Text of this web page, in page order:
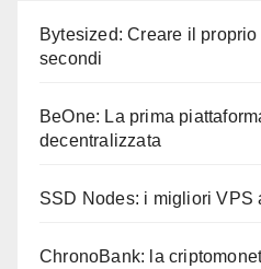
Bytesized: Creare il
secondi
BeOne: La prima
decentralizzata
SSD Nodes: i migliori VPS
ChronoBank: la